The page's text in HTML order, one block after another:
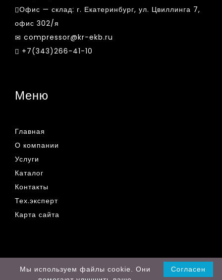
Офис — склад: г. Екатеринбург, ул. Цвиллинга 7,
офис 302/я
compressor@kr-ekb.ru
+7(343)266-41-10
Меню
Главная
О компании
Услуги
Каталог
Контакты
Тех.эксперт
Карта сайта
Согласен
Мы используем файлы cookie. Они